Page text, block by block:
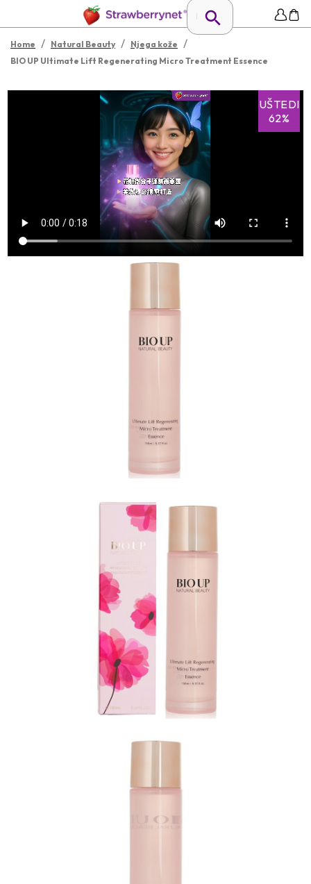
Home / Natural Beauty / Njega kože /
BIO UP Ultimate Lift Regenerating Micro Treatment Essence
UŠTEDI
62%